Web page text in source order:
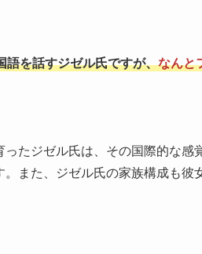
語を話すジゼル氏ですが、なんと
たジゼル氏は、その国際的な
また、ジゼル氏の家族構成も彼